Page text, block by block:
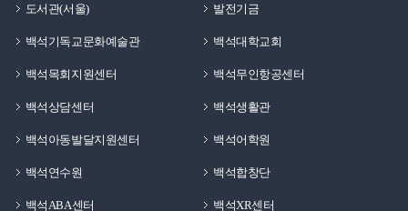
도서관(서울) 발전기금
백석기독교문화예술관 백석대학교회
백석목회지원센터 백석무인항공센터
백석상담센터 백석생활관
백석아동발달지원센터 백석어학원
백석연수원 백석합창단
백석ABA센터 백석XR센터